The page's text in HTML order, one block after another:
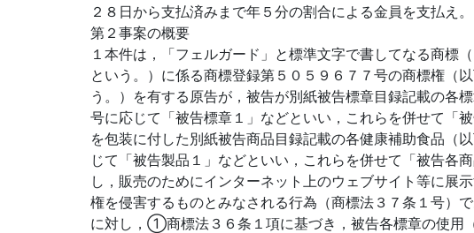
２８日から支払済みまで年５分の割合による金員を支払え。
第２事案の概要
１本件は，「フェルガード」と標準文字で書してなる商標（
という。）に係る商標登録第５０５９６７７号の商標権（
う。）を有する原告が，被告が別紙被告標章目録記載の各
号に応じて「被告標章１」などといい，これらを併せて「被
を包装に付した別紙被告商品目録記載の各健康補助食品（
じて「被告製品１」などといい，これらを併せて「被告各
し，販売のためにインターネット上のウェブサイト等に展
権を侵害するものとみなされる行為（商標法３７条１号）
に対し，①商標法３６条１項に基づき，被告各標章の使用